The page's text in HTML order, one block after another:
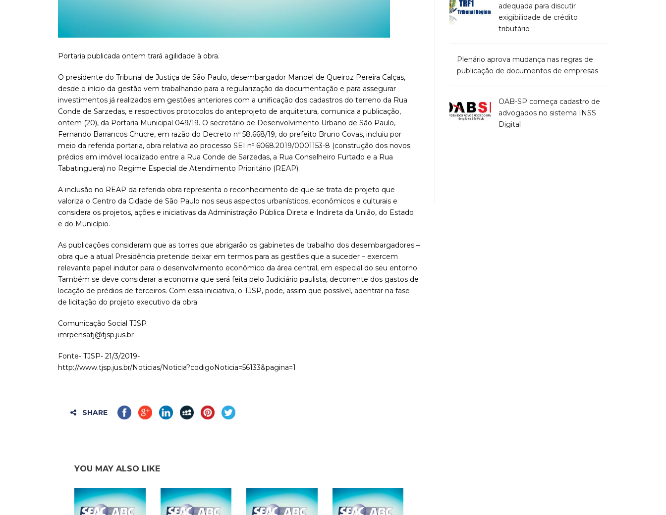
Portaria publicada ontem trará agilidade à obra.
O presidente do Tribunal de Justiça de São Paulo, desembargador Manoel de Queiroz Pereira Calças,
desde o início da gestão vem trabalhando para a regularização da documentação e para assegurar
investimentos já realizados em gestões anteriores com a unificação dos cadastros do terreno da Rua
Conde de Sarzedas, e respectivos protocolos do anteprojeto de arquitetura, comunica a publicação,
ontem (20), da Portaria Municipal 049/19. O secretário de Desenvolvimento Urbano de São Paulo,
Fernando Barrancos Chucre, em razão do Decreto nº 58.668/19, do prefeito Bruno Covas, incluiu por
meio da referida portaria, obra relativa ao processo SEI nº 6068.2019/0001153-8 (construção dos novos
prédios em imóvel localizado entre a Rua Conde de Sarzedas, a Rua Conselheiro Furtado e a Rua
Tabatinguera) no Regime Especial de Atendimento Prioritário (REAP).
A inclusão no REAP da referida obra representa o reconhecimento de que se trata de projeto que
valoriza o Centro da Cidade de São Paulo nos seus aspectos urbanísticos, econômicos e culturais e
considera os projetos, ações e iniciativas da Administração Pública Direta e Indireta da União, do Estado
e do Município.
As publicações consideram que as torres que abrigarão os gabinetes de trabalho dos desembargadores –
obra que a atual Presidência pretende deixar em termos para as gestões que a suceder – exercem
relevante papel indutor para o desenvolvimento econômico da área central, em especial do seu entorno.
Também se deve considerar a economia que será feita pelo Judiciário paulista, decorrente dos gastos de
locação de prédios de terceiros. Com essa iniciativa, o TJSP, pode, assim que possível, adentrar na fase
de licitação do projeto executivo da obra.
Comunicação Social TJSP
imrpensatj@tjsp.jus.br
Fonte- TJSP- 21/3/2019-
http://www.tjsp.jus.br/Noticias/Noticia?codigoNoticia=56133&pagina=1
SHARE
YOU MAY ALSO LIKE
adequada para discutir
exigibilidade de crédito
tributário
Plenário aprova mudança nas regras de
publicação de documentos de empresas
OAB-SP começa cadastro de
advogados no sistema INSS
Digital